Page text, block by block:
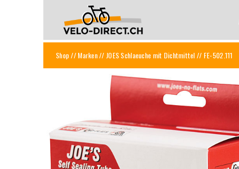
Shop//Marken// JOES Schlaeuche mit Dichtmittel// FE-502.111